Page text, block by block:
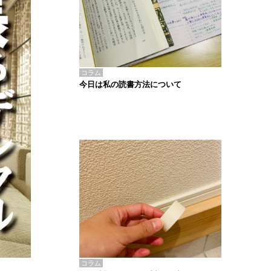
コラム
今日は私の読書方法について
コラム